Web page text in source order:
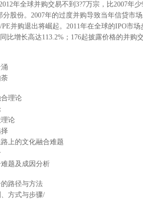
年全球并购交易不到3?7万宗，比2007
股份。2007年的过度并购导致当年信贷市
购退出将崛起。2011年在全球的IPO市场
比增长高达113.2%；176起披露价格的并购
理论
论
上的文化融合难题
题及成因分析
路径与方法
方式与步骤/